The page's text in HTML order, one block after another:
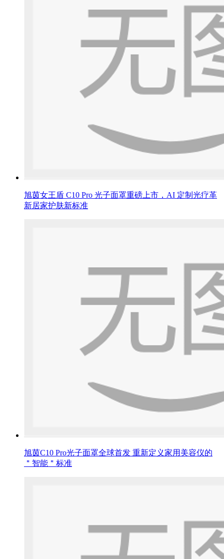
旭茵女王盾 C10 Pro 光子面罩重磅上市，AI 定制光疗革
新居家护肤新标准
旭茵C10 Pro光子面罩全球首发 重新定义家用美容仪的
＂智能＂标准